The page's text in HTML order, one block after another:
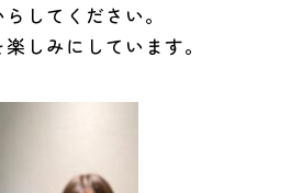
してください。
しみにしています。